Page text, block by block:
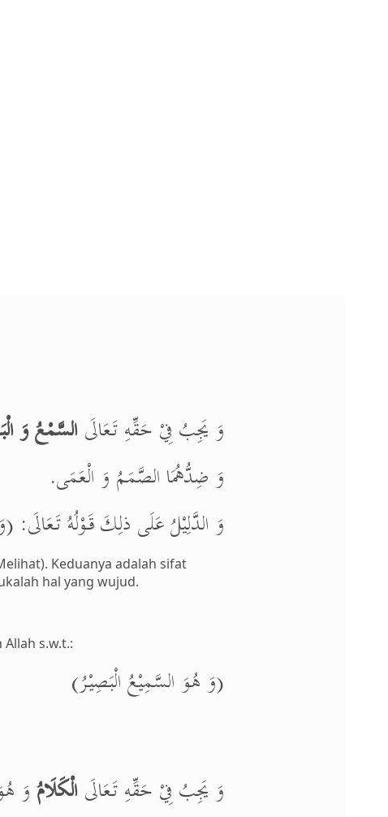
وَ يَجِبُ فِيْ حَقِّهِ تَعَالَىالسَّمْعُ وَ
وَ ضِدُّهُمَا الصَّمَمُ وَ الْعَمَى.
وَ الدَّلِيْلُ عَلَى ذلِكَ قَوْلُهُ تَعَالَى:
Keduanya adalah sifat
hal yang wujud.
s.w.t.:
(وَ هُوَ السَّمِيْعُ الْبَصِيْرُ)
وَ يَجِبُ فِيْ حَقِّهِ تَعَالَىالْكَلَامُوَ